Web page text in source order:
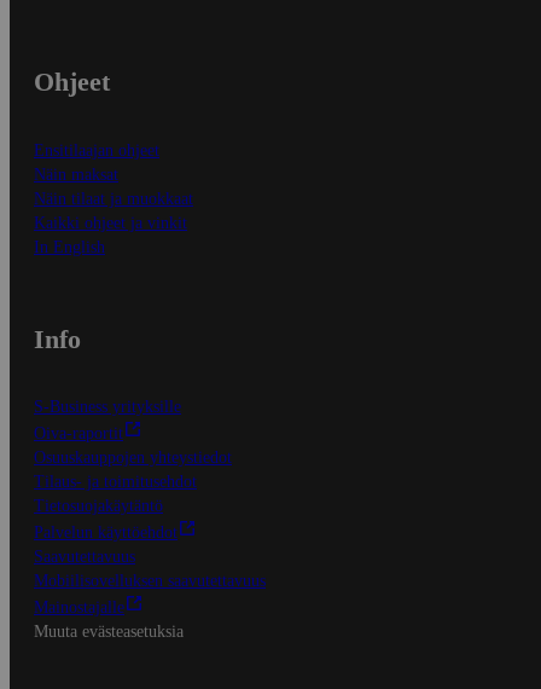
Ohjeet
Ensitilaajan ohjeet
Näin maksat
Näin tilaat ja muokkaat
Kaikki ohjeet ja vinkit
In English
Info
S-Business yrityksille
Oiva-raportit
Osuuskauppojen yhteystiedot
Tilaus- ja toimitusehdot
Tietosuojakäytäntö
Palvelun käyttöehdot
Saavutettavuus
Mobiilisovelluksen saavutettavuus
Mainostajalle
Muuta evästeasetuksia